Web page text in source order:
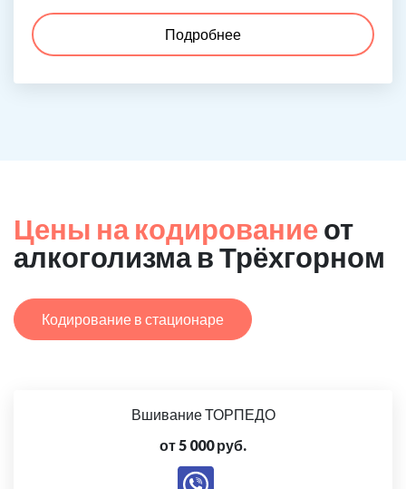
Подробнее
Цены на кодирование от
алкоголизма в Трёхгорном
Кодирование в стационаре
Вшивание ТОРПЕДО
от 5 000 руб.